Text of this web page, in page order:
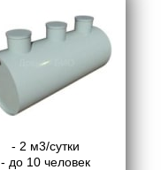
- 2 м3/сутки
- до 10 человек